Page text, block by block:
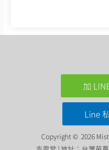
加
Line
Copyright © 2026